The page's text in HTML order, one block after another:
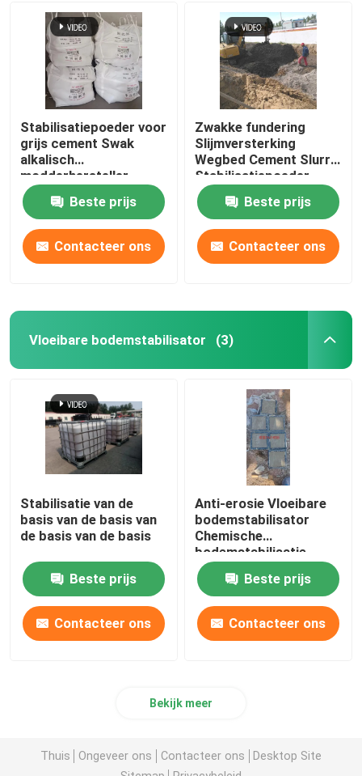
Stabilisatiepoeder voor
grijs cement Swak
alkalisch
modderhersteller
Beste prijs
Contacteer ons
Zwakke fundering
Slijmversterking
Wegbed Cement Slurry
Stabilisatiepoeder
Beste prijs
Contacteer ons
Vloeibare bodemstabilisator (3)
Stabilisatie van de
basis van de basis van
de basis van de basis
Beste prijs
Contacteer ons
Anti-erosie Vloeibare
bodemstabilisator
Chemische
bodemstabilisatie
vloeistof
Beste prijs
Contacteer ons
Bekijk meer
Thuis Ongeveer ons Contacteer ons
Desktop Site